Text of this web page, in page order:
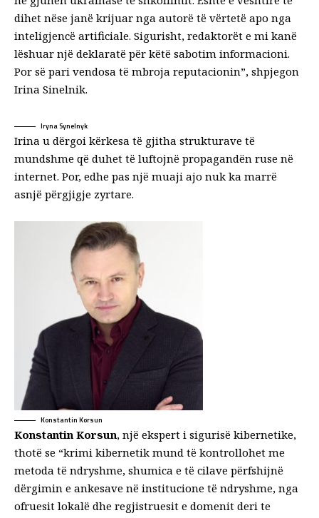
dihet nëse janë krijuar nga autorë të vërtetë apo nga
inteligjencë artificiale. Sigurisht, redaktorët e mi kanë
lëshuar një deklaratë për këtë sabotim informacioni.
Por së pari vendosa të mbroja reputacionin”, shpjegon
Irina Sinelnik.
Iryna Synelnyk
Irina u dërgoi kërkesa të gjitha strukturave të
mundshme që duhet të luftojnë propagandën ruse në
internet. Por, edhe pas një muaji ajo nuk ka marrë
asnjë përgjigje zyrtare.
Konstantin Korsun
Konstantin Korsun, një ekspert i sigurisë kibernetike,
thotë se “krimi kibernetik mund të kontrollohet me
metoda të ndryshme, shumica e të cilave përfshijnë
dërgimin e ankesave në institucione të ndryshme, nga
ofruesit lokalë dhe regjistruesit e domenit deri te